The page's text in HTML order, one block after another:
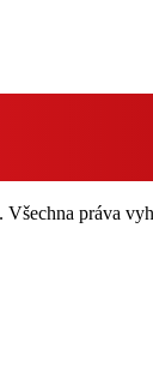
Všechna práva